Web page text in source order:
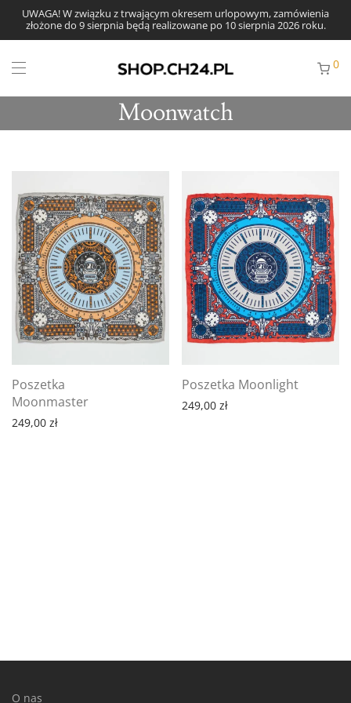
UWAGA! W związku z trwającym okresem urlopowym, zamówienia
złożone do 9 sierpnia będą realizowane po 10 sierpnia 2026 roku.
0
Moonwatch
Poszetka
Moonmaster
249,00 zł
Poszetka Moonlight
249,00 zł
O nas